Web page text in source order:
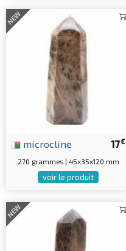
NEW
17€
microcline
270 grammes | 45x35x120 mm
voir le produit
NEW